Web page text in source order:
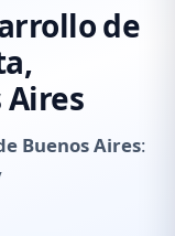
de
Aires
Buenos Aires: